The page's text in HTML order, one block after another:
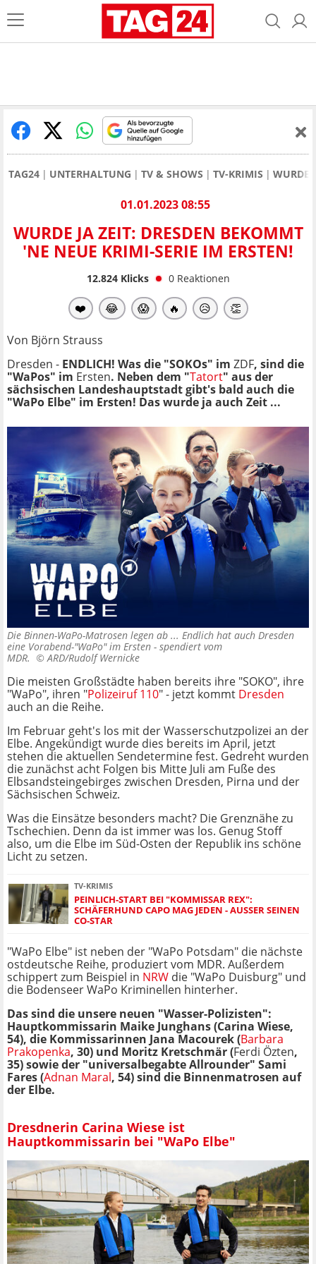
TAG24 UNTERHALTUNG TV & SHOWS TV-KRIMIS WURDE
01.01.2023 08:55
WURDE JA ZEIT: DRESDEN BEKOMMT
'NE NEUE KRIMI-SERIE IM ERSTEN!
12.824Klicks 0 Reaktionen
❤️ 😂 😱 🔥 😥 👏
Von Björn Strauss
Dresden - ENDLICH! Was die "SOKOs" im ZDF, sind die
"WaPos" im Ersten. Neben dem "Tatort" aus der
sächsischen Landeshauptstadt gibt's bald auch die
"WaPo Elbe" im Ersten! Das wurde ja auch Zeit ...
Die Binnen-WaPo-Matrosen legen ab ... Endlich hat auch Dresden
eine Vorabend-"WaPo" im Ersten - spendiert vom
MDR. ©ARD/Rudolf Wernicke
Die meisten Großstädte haben bereits ihre "SOKO", ihre
"WaPo", ihren "Polizeiruf 110" - jetzt kommt Dresden
auch an die Reihe.
Im Februar geht's los mit der Wasserschutzpolizei an der
Elbe. Angekündigt wurde dies bereits im April, jetzt
stehen die aktuellen Sendetermine fest. Gedreht wurden
die zunächst acht Folgen bis Mitte Juli am Fuße des
Elbsandsteingebirges zwischen Dresden, Pirna und der
Sächsischen Schweiz.
Was die Einsätze besonders macht? Die Grenznähe zu
Tschechien. Denn da ist immer was los. Genug Stoff
also, um die Elbe im Süd-Osten der Republik ins schöne
Licht zu setzen.
TV-KRIMIS
PEINLICH-START BEI "KOMMISSAR REX":
SCHÄFERHUND CAPO MAG JEDEN - AUSSER SEINEN C
O-STAR
"WaPo Elbe" ist neben der "WaPo Potsdam" die nächste
ostdeutsche Reihe, produziert vom MDR. Außerdem
schippert zum Beispiel in NRW die "WaPo Duisburg" und
die Bodenseer WaPo Kriminellen hinterher.
Das sind die unsere neuen "Wasser-Polizisten":
Hauptkommissarin Maike Junghans (Carina Wiese,
54), die Kommissarinnen Jana Macourek (Barbara
Prakopenka, 30) und Moritz Kretschmär (Ferdi Özten,
35) sowie der "universalbegabte Allrounder" Sami
Fares (Adnan Maral, 54) sind die Binnenmatrosen auf
der Elbe.
Dresdnerin Carina Wiese ist
Hauptkommissarin bei "WaPo Elbe"